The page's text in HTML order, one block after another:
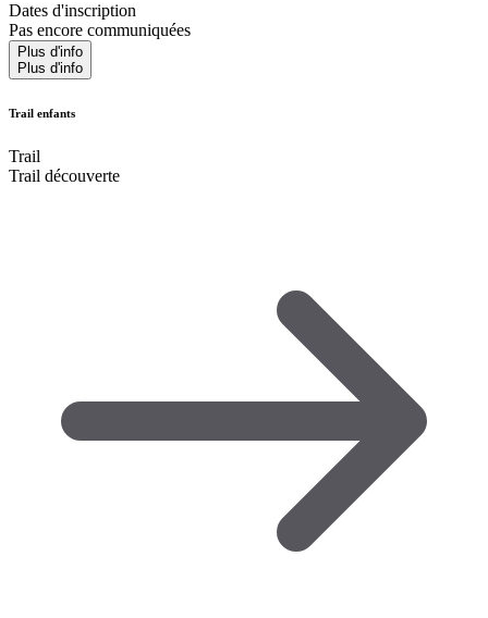
Dates d'inscription
Pas encore communiquées
Plus d'info
Plus d'info
Trail enfants
Trail
Trail découverte